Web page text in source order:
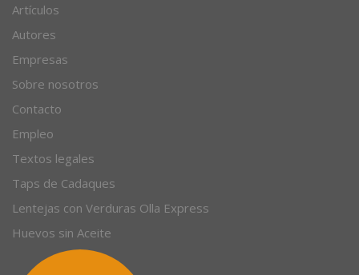
Artículos
Autores
Empresas
Sobre nosotros
Contacto
Empleo
Textos legales
Taps de Cadaques
Lentejas con Verduras Olla Express
Huevos sin Aceite